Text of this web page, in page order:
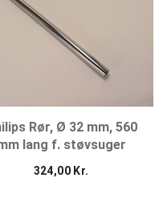
Rør, Ø 32 mm, 560
lang f. støvsuger
324,00 Kr.